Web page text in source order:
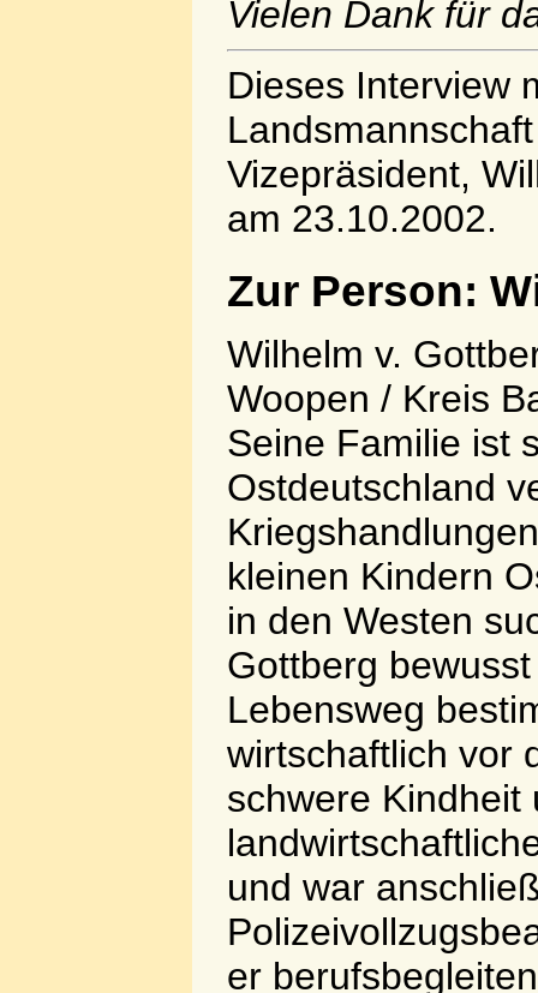
Vielen Dank für
Dieses Interview
Vizepräsident,
am 23.10.2002.
Zur Person:
Wilhelm v.
Woopen / Kreis
Seine Familie ist
Ostdeutschland
kleinen Kindern
in den Westen
Gottberg
Lebensweg
wirtschaftlich vor
schwere Kindheit
und war
er